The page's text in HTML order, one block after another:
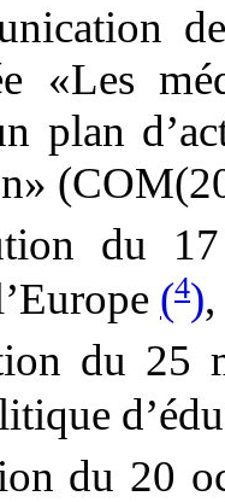
«Les
plan
du
(4),
du 25
du 20